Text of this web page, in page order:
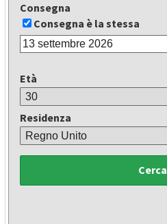
Consegna
Consegna è la stessa
Età
Residenza
Cerca